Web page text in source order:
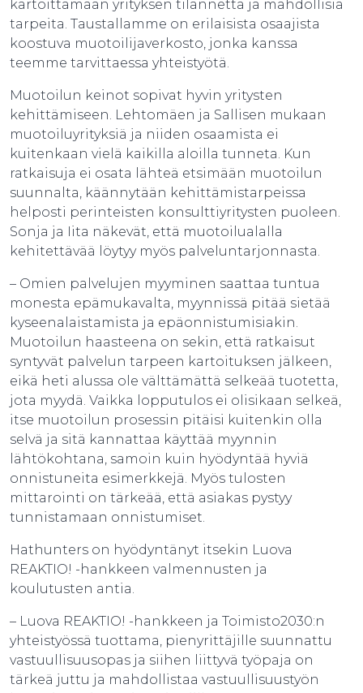
kartoittamaan yrityksen tilannetta ja mahdollisia
tarpeita. Taustallamme on erilaisista osaajista
koostuva muotoilijaverkosto, jonka kanssa
teemme tarvittaessa yhteistyötä.
Muotoilun keinot sopivat hyvin yritysten
kehittämiseen. Lehtomäen ja Sallisen mukaan
muotoiluyrityksiä ja niiden osaamista ei
kuitenkaan vielä kaikilla aloilla tunneta. Kun
ratkaisuja ei osata lähteä etsimään muotoilun
suunnalta, käännytään kehittämistarpeissa
helposti perinteisten konsulttiyritysten puoleen.
Sonja ja Iita näkevät, että muotoilualalla
kehitettävää löytyy myös palveluntarjonnasta.
– Omien palvelujen myyminen saattaa tuntua
monesta epämukavalta, myynnissä pitää sietää
kyseenalaistamista ja epäonnistumisiakin.
Muotoilun haasteena on sekin, että ratkaisut
syntyvät palvelun tarpeen kartoituksen jälkeen,
eikä heti alussa ole välttämättä selkeää tuotetta,
jota myydä. Vaikka lopputulos ei olisikaan selkeä,
itse muotoilun prosessin pitäisi kuitenkin olla
selvä ja sitä kannattaa käyttää myynnin
lähtökohtana, samoin kuin hyödyntää hyviä
onnistuneita esimerkkejä. Myös tulosten
mittarointi on tärkeää, että asiakas pystyy
tunnistamaan onnistumiset.
Hathunters on hyödyntänyt itsekin Luova
REAKTIO! -hankkeen valmennusten ja
koulutusten antia.
– Luova REAKTIO! -hankkeen ja Toimisto2030:n
yhteistyössä tuottama, pienyrittäjille suunnattu
vastuullisuusopas ja siihen liittyvä työpaja on
tärkeä juttu ja mahdollistaa vastuullisuustyön